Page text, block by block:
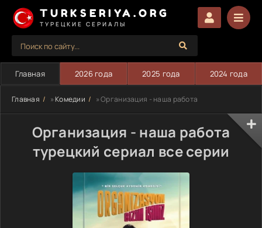
TURKSERIYA.ORG
ТУРЕЦКИЕ СЕРИАЛЫ
Главная 2026 года 2025 года 2024 года
Главная »Комедии » Организация - наша работа
Организация - наша работа
турецкий сериал все серии